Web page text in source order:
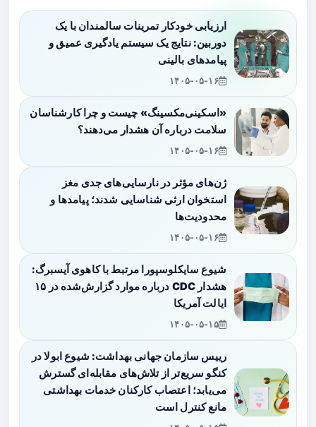
ارزیابی خودکار تمرینات سالمندان با یک
دوربین: نتایج یک سیستم یادگیری عمیق و
پیامدهای بالینی
۱۴۰۵-۰۵-۱۶
«اسکینی‌مکسینگ» چیست و چرا کارشناسان
سلامت درباره آن هشدار می‌دهند؟
۱۴۰۵-۰۵-۱۶
ژن‌های مؤثر در نارسایی‌های جدی مغز
استخوان ارثی شناسایی شدند؛ پیامدها و
محدودیت‌ها
۱۴۰۵-۰۵-۱۶
شیوع سایکلوسپورا مرتبط با کاهوی آیسبرگ:
هشدار CDC درباره موارد گزارش‌شده در ۱۵
ایالت آمریکا
۱۴۰۵-۰۵-۱۵
رییس سازمان جهانی بهداشت: شیوع ابولا در
کنگو سریع‌تر از تلاش‌های مقابله‌ای گسترش
می‌یابد؛ اعتصاب کارکنان خدمات بهداشتی
مانع کنترل است